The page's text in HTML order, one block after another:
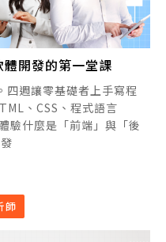
開發的第一堂課
四週讓零基礎者上手寫程
、CSS、程式語言
驗什麼是「前端」與「後
師